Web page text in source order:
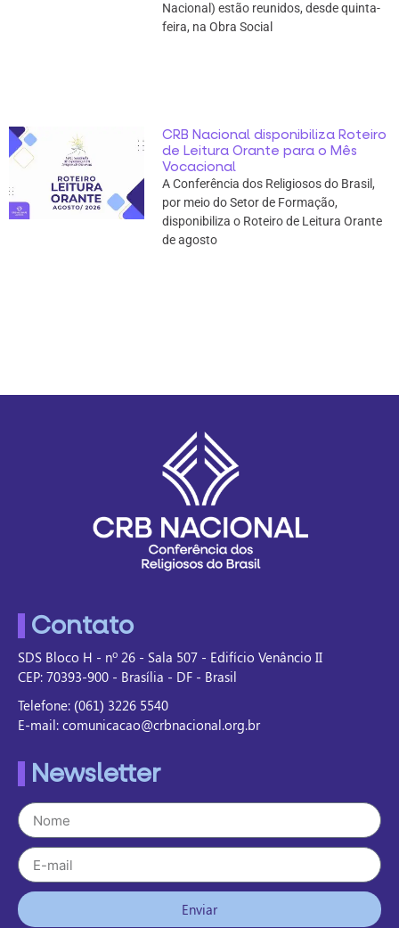
Nacional) estão reunidos, desde quinta-
feira, na Obra Social
CRB Nacional disponibiliza Roteiro
de Leitura Orante para o Mês
Vocacional
A Conferência dos Religiosos do Brasil,
por meio do Setor de Formação,
disponibiliza o Roteiro de Leitura Orante
de agosto
Contato
SDS Bloco H - nº 26 - Sala 507 - Edifício Venâncio II
CEP: 70393-900 - Brasília - DF - Brasil
Telefone: (061) 3226 5540
E-mail: comunicacao@crbnacional.org.br
Newsletter
Enviar